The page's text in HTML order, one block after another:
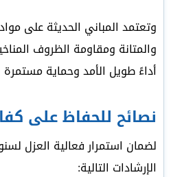
وتعتمد المباني الحديثة على
والمتانة ومقاومة الظروف
أداءً طويل الأمد وحماية مستمرة
نصائح للحفاظ على
لضمان استمرار فعالية العزل
الإرشادات التالية: